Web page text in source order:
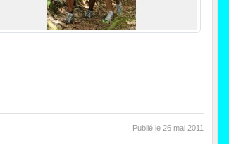
Publié le 26 mai 2011